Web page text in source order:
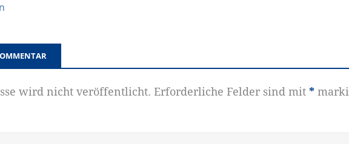
wird nicht veröffentlicht. Erforderliche Felder sind mit *